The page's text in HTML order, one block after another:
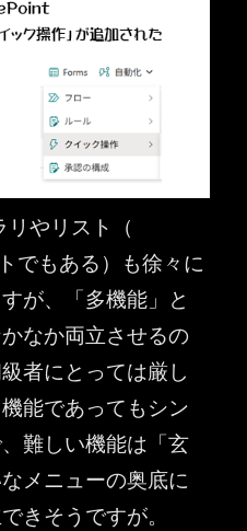
やリスト（
でもある）も徐々に
が、「多機能」と
なか両立させるの
者にとっては厳し
能であってもシン
難しい機能は「玄
メニューの奥底に
きそうですが。